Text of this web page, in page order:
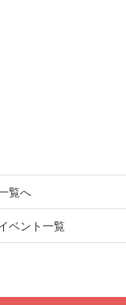
覧へ
ベント一覧